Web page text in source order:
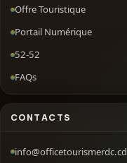
Offre Touristique
Portail Numérique
52-52
FAQs
CONTACTS
info@officetourismerdc.cd